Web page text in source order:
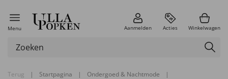
Menu Aanmelden Acties Winkelwagen
Terug | Startpagina | Ondergoed & Nachtmode
|